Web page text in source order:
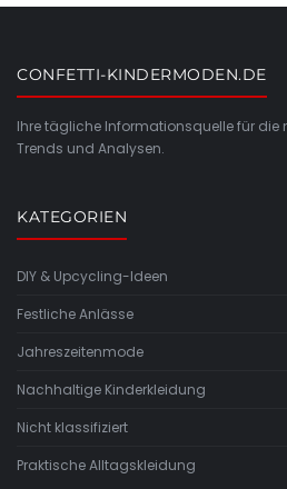
CONFETTI-KINDERMODEN.DE
Ihre tägliche Informationsquelle für die
Trends und Analysen.
KATEGORIEN
DIY & Upcycling-Ideen
Festliche Anlässe
Jahreszeitenmode
Nachhaltige Kinderkleidung
Nicht klassifiziert
Praktische Alltagskleidung